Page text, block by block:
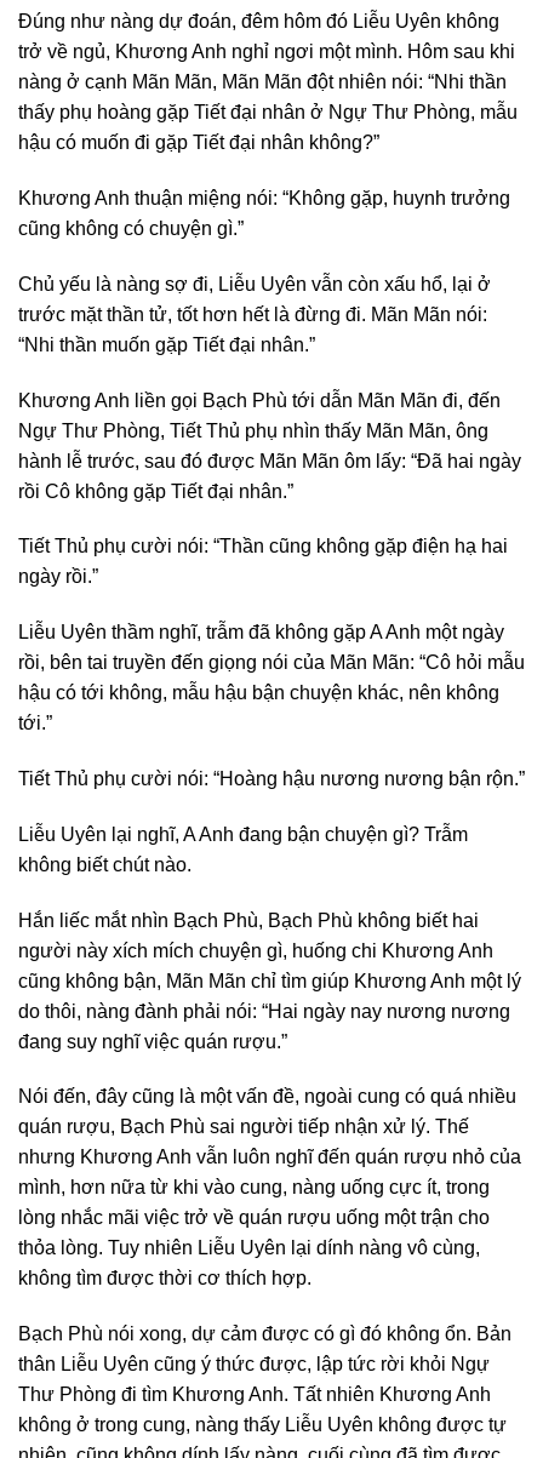
Đúng như nàng dự đoán, đêm hôm đó Liễu Uyên không
trở về ngủ, Khương Anh nghỉ ngơi một mình. Hôm sau khi
nàng ở cạnh Mãn Mãn, Mãn Mãn đột nhiên nói: “Nhi thần
thấy phụ hoàng gặp Tiết đại nhân ở Ngự Thư Phòng, mẫu
hậu có muốn đi gặp Tiết đại nhân không?”
Khương Anh thuận miệng nói: “Không gặp, huynh trưởng
cũng không có chuyện gì.”
Chủ yếu là nàng sợ đi, Liễu Uyên vẫn còn xấu hổ, lại ở
trước mặt thần tử, tốt hơn hết là đừng đi. Mãn Mãn nói:
“Nhi thần muốn gặp Tiết đại nhân.”
Khương Anh liền gọi Bạch Phù tới dẫn Mãn Mãn đi, đến
Ngự Thư Phòng, Tiết Thủ phụ nhìn thấy Mãn Mãn, ông
hành lễ trước, sau đó được Mãn Mãn ôm lấy: “Đã hai ngày
rồi Cô không gặp Tiết đại nhân.”
Tiết Thủ phụ cười nói: “Thần cũng không gặp điện hạ hai
ngày rồi.”
Liễu Uyên thầm nghĩ, trẫm đã không gặp A Anh một ngày
rồi, bên tai truyền đến giọng nói của Mãn Mãn: “Cô hỏi mẫu
hậu có tới không, mẫu hậu bận chuyện khác, nên không
tới.”
Tiết Thủ phụ cười nói: “Hoàng hậu nương nương bận rộn.”
Liễu Uyên lại nghĩ, A Anh đang bận chuyện gì? Trẫm
không biết chút nào.
Hắn liếc mắt nhìn Bạch Phù, Bạch Phù không biết hai
người này xích mích chuyện gì, huống chi Khương Anh
cũng không bận, Mãn Mãn chỉ tìm giúp Khương Anh một lý
do thôi, nàng đành phải nói: “Hai ngày nay nương nương
đang suy nghĩ việc quán rượu.”
Nói đến, đây cũng là một vấn đề, ngoài cung có quá nhiều
quán rượu, Bạch Phù sai người tiếp nhận xử lý. Thế
nhưng Khương Anh vẫn luôn nghĩ đến quán rượu nhỏ của
mình, hơn nữa từ khi vào cung, nàng uống cực ít, trong
lòng nhắc mãi việc trở về quán rượu uống một trận cho
thỏa lòng. Tuy nhiên Liễu Uyên lại dính nàng vô cùng,
không tìm được thời cơ thích hợp.
Bạch Phù nói xong, dự cảm được có gì đó không ổn. Bản
thân Liễu Uyên cũng ý thức được, lập tức rời khỏi Ngự
Thư Phòng đi tìm Khương Anh. Tất nhiên Khương Anh
không ở trong cung, nàng thấy Liễu Uyên không được tự